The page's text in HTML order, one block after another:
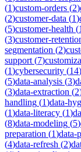
(1)custom-orders (2)
(2)customer-data (1)
(5)customer-health (1
(3)customer-
segmentation (2)
support (7)
(1)cybersecurity (14)
(5)data-analysis (3)
(3)data-extraction (2
handling (1)data-
(1)data-literacy (1)
(8)data-modeling (5)
preparation (1)data-
(4)data-refresh (2)